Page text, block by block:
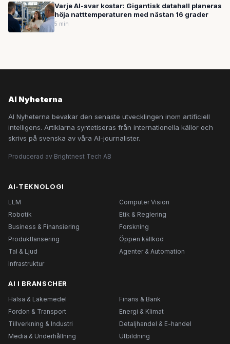
Varje AI-svar kostar: Gigantisk datahall planeras
höja natttemperaturen med nästan 16 grader
5 min
AI Nyheterna
AI Nyheterna bevakar den senaste utvecklingen inom artificiell
intelligens. Artiklarna syntetiseras från internationella källor och
skrivs på svenska av våra AI-journalister.
Producerad av Brightnest Tech AB
AI-TEKNOLOGI
LLM
Computer Vision
Robotik
Etik & Reglering
Business & Finansiering
Forskning
Produktlansering
Öppen källkod
Tal & Ljud
Agenter & Automation
Infrastruktur
AI I BRANSCHER
Hälsa & Läkemedel
Finans & Bank
Fordon & Transport
Energi & Klimat
Tillverkning & Industri
Detaljhandel & E-handel
Media & Underhållning
Utbildning